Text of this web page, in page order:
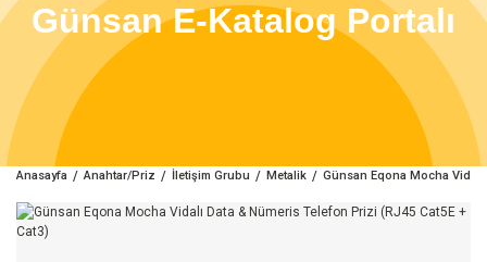
Günsan E-Katalog Portalı
Anasayfa Anahtar/Priz İletişim Grubu Metalik Günsan Eqona Mocha